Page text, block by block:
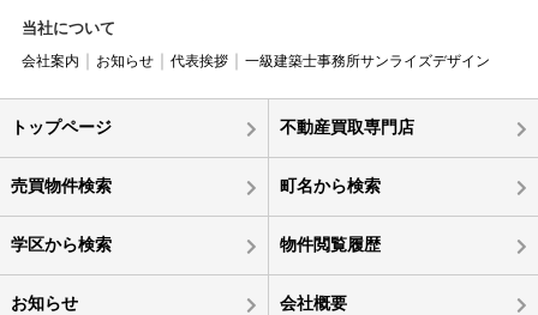
当社について
会社案内 お知らせ 代表挨拶 一級建築士事務所サンライズデザイン
トップページ 不動産買取専門店
売買物件検索 町名から検索
学区から検索 物件閲覧履歴
お知らせ 会社概要